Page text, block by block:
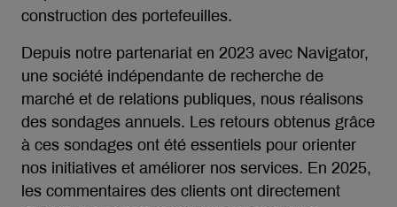
construction des portefeuilles.
Depuis notre partenariat en 2023 avec Navigator,
une société indépendante de recherche de
marché et de relations publiques, nous réalisons
des sondages annuels. Les retours obtenus grâce
à ces sondages ont été essentiels pour orienter
nos initiatives et améliorer nos services. En 2025,
les commentaires des clients ont directement